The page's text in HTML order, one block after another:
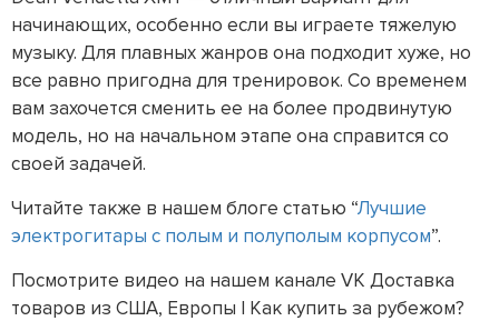
начинающих, особенно если вы играете тяжелую
музыку. Для плавных жанров она подходит хуже, но
все равно пригодна для тренировок. Со временем
вам захочется сменить ее на более продвинутую
модель, но на начальном этапе она справится со
своей задачей.
Читайте также в нашем блоге статью “Лучшие
электрогитары с полым и полуполым корпусом”.
Посмотрите видео на нашем канале VK Доставка
товаров из США, Европы | Как купить за рубежом?